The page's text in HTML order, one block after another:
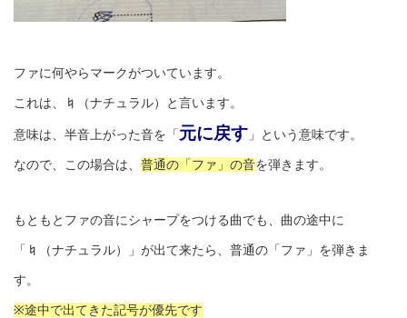
ファに何やらマークがついています。
これは、♮（ナチュラル）と言います。
意味は、半音上がった音を「元に戻す 」という意味です。
なので、この場合は、 普通の「ファ」の音を弾きます。
もともとファの音にシャープをつける曲でも、曲の途中に
「♮（ナチュラル）」が出て来たら、普通の「ファ」を弾きま
す。
※途中で出てきた記号が優先です